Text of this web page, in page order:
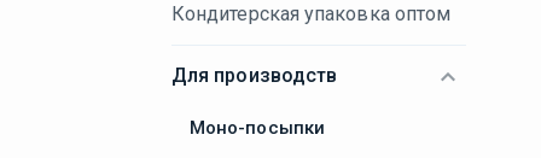
Кондитерская упаковка оптом
Для производств
Моно-посыпки